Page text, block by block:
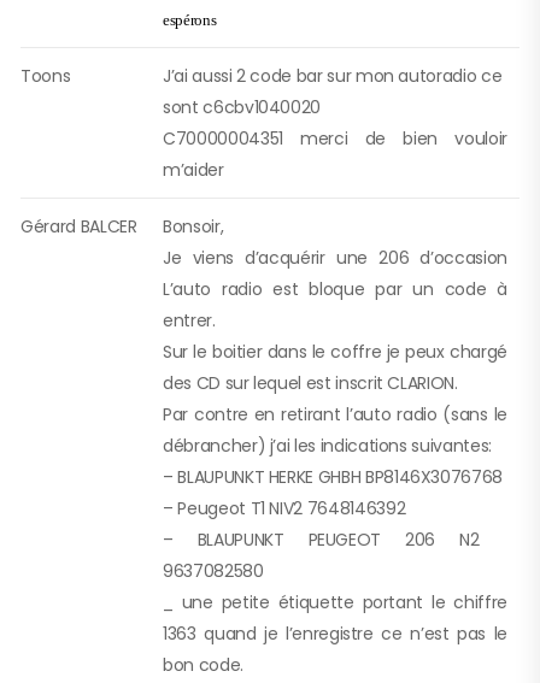
espérons
Toons
J’ai aussi 2 code bar sur mon autoradio ce
sont c6cbv1040020
C70000004351 merci de bien vouloir
m’aider
Gérard BALCER
Bonsoir,
Je viens d’acquérir une 206 d’occasion
L’auto radio est bloque par un code à
entrer.
Sur le boitier dans le coffre je peux chargé
des CD sur lequel est inscrit CLARION.
Par contre en retirant l’auto radio (sans le
débrancher) j’ai les indications suivantes:
– BLAUPUNKT HERKE GHBH BP8146X3076768
– Peugeot T1 NIV2 7648146392
– BLAUPUNKT PEUGEOT 206 N2
9637082580
_ une petite étiquette portant le chiffre
1363 quand je l’enregistre ce n’est pas le
bon code.